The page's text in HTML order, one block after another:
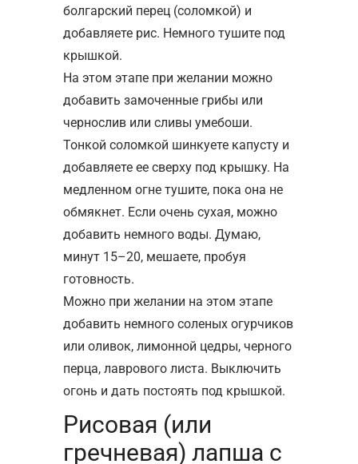
болгарский перец (соломкой) и
добавляете рис. Немного тушите под
крышкой.
На этом этапе при желании можно
добавить замоченные грибы или
чернослив или сливы умебоши.
Тонкой соломкой шинкуете капусту и
добавляете ее сверху под крышку. На
медленном огне тушите, пока она не
обмякнет. Если очень сухая, можно
добавить немного воды. Думаю,
минут 15–20, мешаете, пробуя
готовность.
Можно при желании на этом этапе
добавить немного соленых огурчиков
или оливок, лимонной цедры, черного
перца, лаврового листа. Выключить
огонь и дать постоять под крышкой.
Рисовая (или
гречневая) лапша с